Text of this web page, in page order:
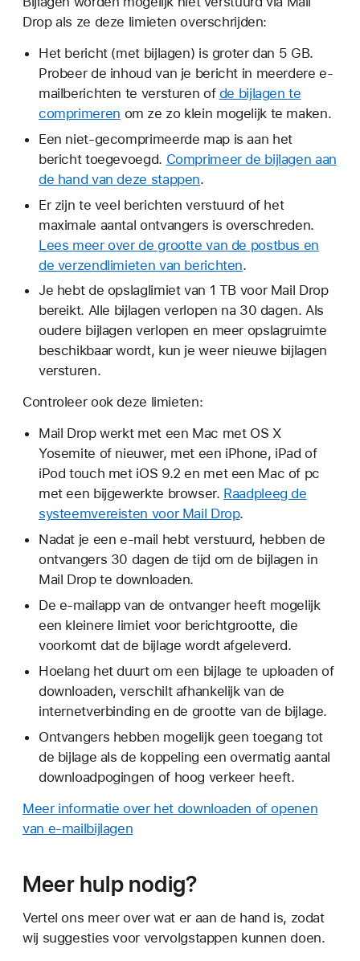
Drop als ze deze limieten overschrijden:
Het bericht (met bijlagen) is groter dan 5 GB.
Probeer de inhoud van je bericht in meerdere e-
mailberichten te versturen of de bijlagen te
comprimeren om ze zo klein mogelijk te maken.
Een niet-gecomprimeerde map is aan het
bericht toegevoegd. Comprimeer de bijlagen aan
de hand van deze stappen.
Er zijn te veel berichten verstuurd of het
maximale aantal ontvangers is overschreden.
Lees meer over de grootte van de postbus en
de verzendlimieten van berichten.
Je hebt de opslaglimiet van 1 TB voor Mail Drop
bereikt. Alle bijlagen verlopen na 30 dagen. Als
oudere bijlagen verlopen en meer opslagruimte
beschikbaar wordt, kun je weer nieuwe bijlagen
versturen.
Controleer ook deze limieten:
Mail Drop werkt met een Mac met OS X
Yosemite of nieuwer, met een iPhone, iPad of
iPod touch met iOS 9.2 en met een Mac of pc
met een bijgewerkte browser. Raadpleeg de
systeemvereisten voor Mail Drop.
Nadat je een e-mail hebt verstuurd, hebben de
ontvangers 30 dagen de tijd om de bijlagen in
Mail Drop te downloaden.
De e-mailapp van de ontvanger heeft mogelijk
een kleinere limiet voor berichtgrootte, die
voorkomt dat de bijlage wordt afgeleverd.
Hoelang het duurt om een bijlage te uploaden of
downloaden, verschilt afhankelijk van de
internetverbinding en de grootte van de bijlage.
Ontvangers hebben mogelijk geen toegang tot
de bijlage als de koppeling een overmatig aantal
downloadpogingen of hoog verkeer heeft.
Meer informatie over het downloaden of openen
van e-mailbijlagen
Meer hulp nodig?
Vertel ons meer over wat er aan de hand is, zodat
wij suggesties voor vervolgstappen kunnen doen.